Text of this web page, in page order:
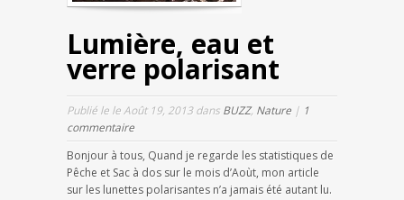
Lumière, eau et
verre polarisant
Publié le le Août 19, 2013 dans BUZZ, Nature | 1
commentaire
Bonjour à tous, Quand je regarde les statistiques de
Pêche et Sac à dos sur le mois d’Aoùt, mon article
sur les lunettes polarisantes n’a jamais été autant lu.